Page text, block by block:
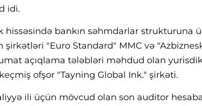
idi.
hissəsində bankın səhmdarlar strukturuna
şirkətləri "Euro Standard" MMC və
açıqlama tələbləri məhdud olan
ofşor "Tayning Global Ink." şirkəti.
ili üçün mövcud olan son auditor